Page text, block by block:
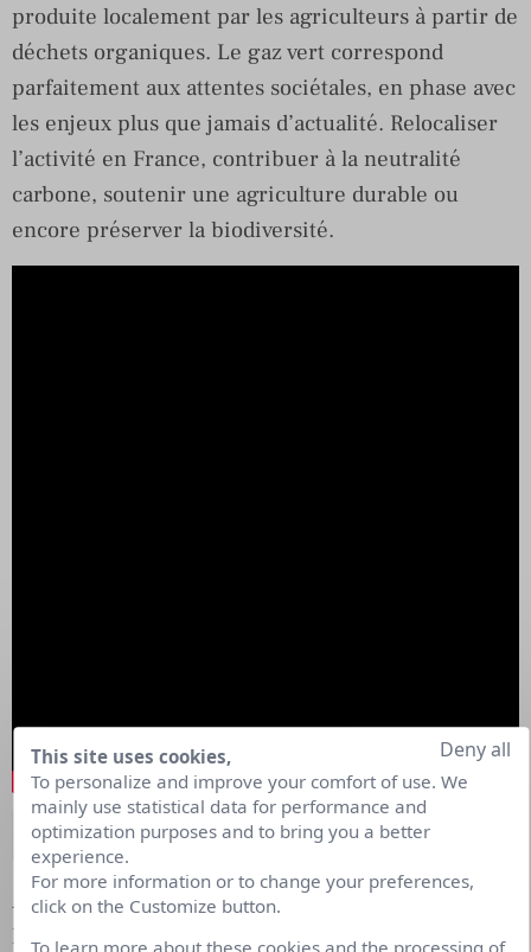
produite localement par les agriculteurs à partir de
déchets organiques. Le gaz vert correspond
parfaitement aux attentes sociétales, en phase avec
les enjeux plus que jamais d’actualité. Relocaliser
l’activité en France, contribuer à la neutralité
carbone, soutenir une agriculture durable ou
encore préserver la biodiversité.
On se bouge pour la planète – GRDF
À l’initiative de GRDF et en partenariat avec
l’Association des Agriculteurs Méthaniseurs de
This site uses cookies,
To personalize and improve your comfort of use. We
mainly use statistical data for performance and
optimization purposes and to bring you a better
experience.
For more information or to change your preferences,
click on the Customize button.
Deny all